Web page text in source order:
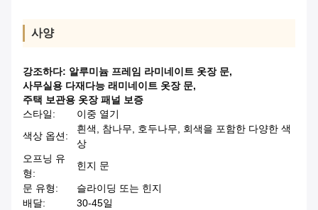
사양
강조하다: 알루미늄 프레임 라미네이트 옷장 문,
사무실용 다재다능 래미네이트 옷장 문,
주택 보관용 옷장 패널 보증
스타일:
이중 열기
색상 옵션:
흰색, 참나무, 호두나무, 회색을 포함한 다양한 색
상
오프닝 유
형:
힌지 문
문 유형:
슬라이딩 또는 힌지
배달:
30-45일